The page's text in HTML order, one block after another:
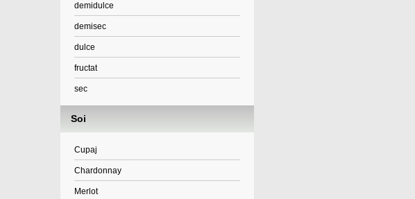
demidulce
demisec
dulce
fructat
sec
Soi
Cupaj
Chardonnay
Merlot